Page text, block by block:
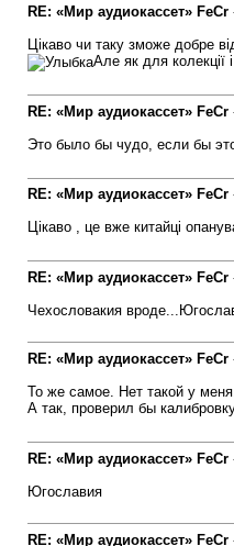
RE: «Мир аудиокассет» FeCr
Цікаво чи таку зможе добре
Але як для колекції
RE: «Мир аудиокассет» FeCr
Это было бы чудо, если бы
RE: «Мир аудиокассет» FeCr
Цікаво , це вже китайці
RE: «Мир аудиокассет» FeCr
Чехословакия
RE: «Мир аудиокассет» FeCr
То же самое. Нет такой у меня.
А так, проверил бы
RE: «Мир аудиокассет» FeCr
Югославия
RE: «Мир аудиокассет» FeCr